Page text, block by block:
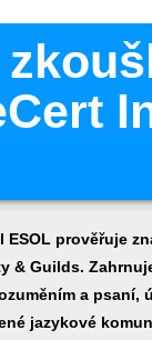
prověřuje
& Guilds.
a
jazykové